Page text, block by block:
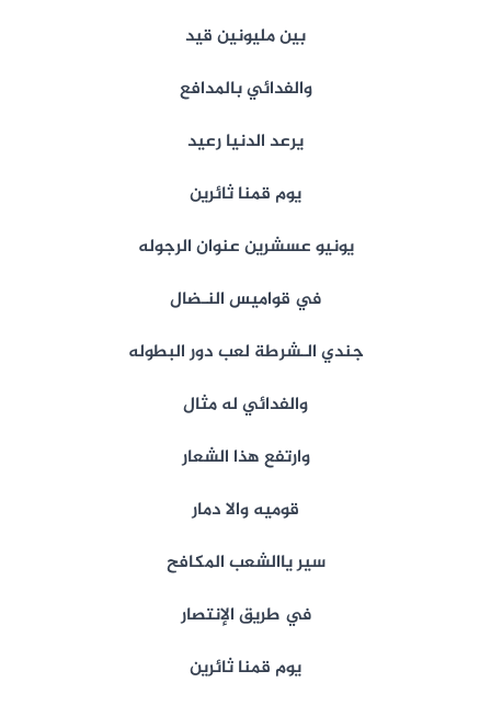
بين مليونين قيد
والفدائي بالمدافع
يرعد الدنيا رعيد
يوم قمنا ثائرين
يونيو عسشرين عنوان الرجوله
في قواميس النـضال
جندي الـشرطة لعب دور البطوله
والفدائي له مثال
وارتفع هذا الشعار
قوميه والا دمار
سير ياالشعب المكافح
في طريق الإنتصار
يوم قمنا ثائرين